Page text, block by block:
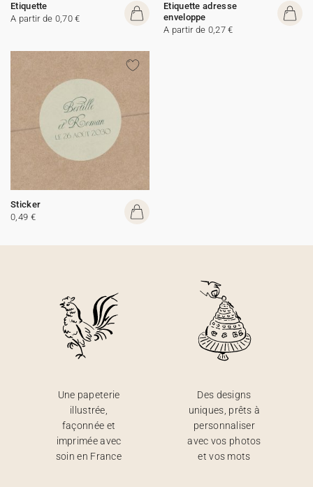
Etiquette
A partir de 0,70 €
Etiquette adresse
enveloppe
A partir de 0,27 €
Sticker
0,49 €
Une papeterie
illustrée,
façonnée et
imprimée avec
soin en France
Des designs
uniques, prêts à
personnaliser
avec vos photos
et vos mots